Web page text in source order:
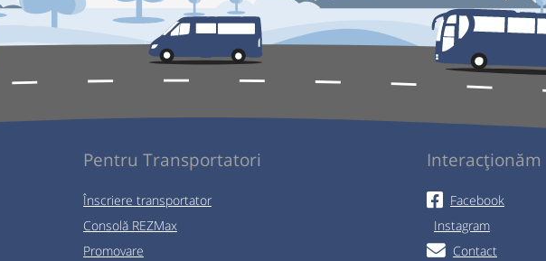
Pentru Transportatori
Înscriere transportator
Consolă REZMax
Promovare
Interacționăm
Facebook
Instagram
Contact